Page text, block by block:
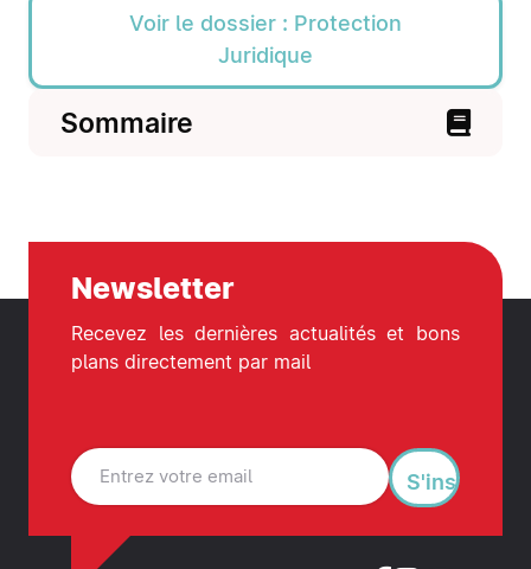
Voir le dossier : Protection
Juridique
Sommaire
Newsletter
Recevez les dernières actualités et bons
plans directement par mail
S'inscrire